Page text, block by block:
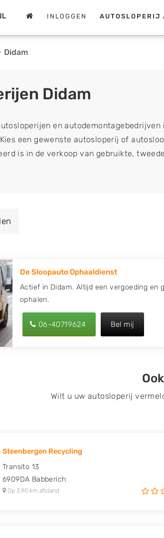
INLOGGEN AUTOSLOPERIJ
Didam
Didam
en autodemontagebedrijven
een gewenste autosloperij of
is in de verkoop van gebruikte,
of in de inkoop van sloopauto's,
op een locatie naar keuze? Kies
sloperij in een andere plaats of regio?
Gelderland. U kunt ook zoekennaar een
om direct uw sloopauto te verkopen
Ophaaldienst van
Dat kan via de Onderdelenlijn!
op verzenden.
Mazda, Mercedes Benz, Mitsubishi,
Seat, Skoda, Suzuki, Tesla, Toyota,
De Sloopauto Ophaaldienst
Actief in Didam. Altijd een vergoeding en
ophalen.
06-40719624 Bel mij
Wilt u uw autosloperij
Steenbergen Recycling
Transito 13
6909DA Babberich
Op 3,90 km afstand